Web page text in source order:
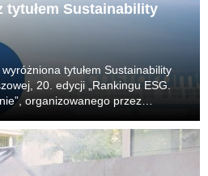
tytułem Sustainability
tytułem Sustainability
20. edycji „Rankingu ESG.
organizowanego przez
obejmującej 65 n...